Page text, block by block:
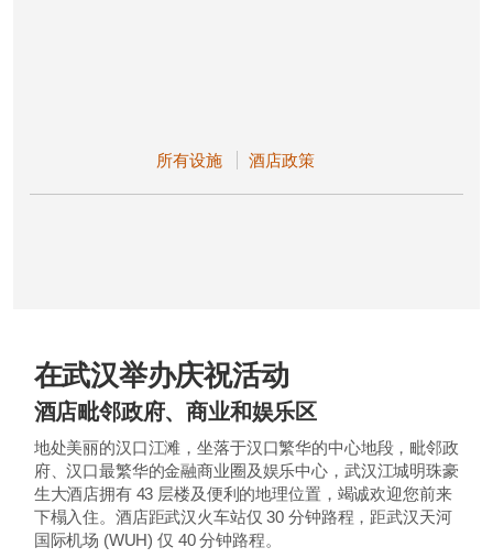
所有设施 酒店政策
在武汉举办庆祝活动
酒店毗邻政府、商业和娱乐区
地处美丽的汉口江滩，坐落于汉口繁华的中心地段，毗邻政
府、汉口最繁华的金融商业圈及娱乐中心，武汉江城明珠豪
生大酒店拥有 43 层楼及便利的地理位置，竭诚欢迎您前来
下榻入住。酒店距武汉火车站仅 30 分钟路程，距武汉天河
国际机场 (WUH) 仅 40 分钟路程。